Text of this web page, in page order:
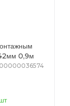
0,9м
Дуб